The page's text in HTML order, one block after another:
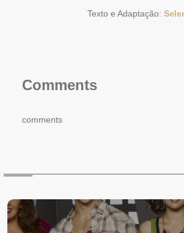
Texto e Adaptação:
Comments
comments